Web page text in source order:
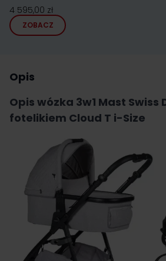
4 595,00 zł
ZOBACZ
Opis
Opis wózka 3w1 Mast Swiss
fotelikiem Cloud T i-Size